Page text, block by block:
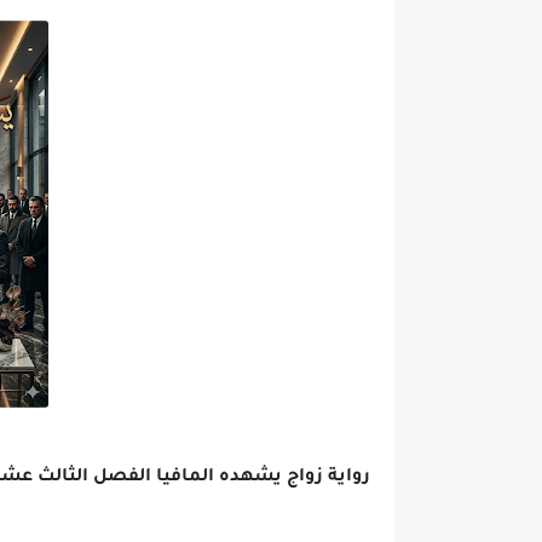
رواية زواج يشهده المافيا الفصل الثالث عشر 13 بقلم روان